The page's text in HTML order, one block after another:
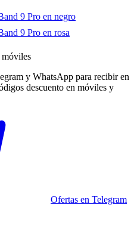
9 Pro en negro
9 Pro en rosa
móviles
y WhatsApp para recibir en
descuento en móviles y
Ofertas en Telegram